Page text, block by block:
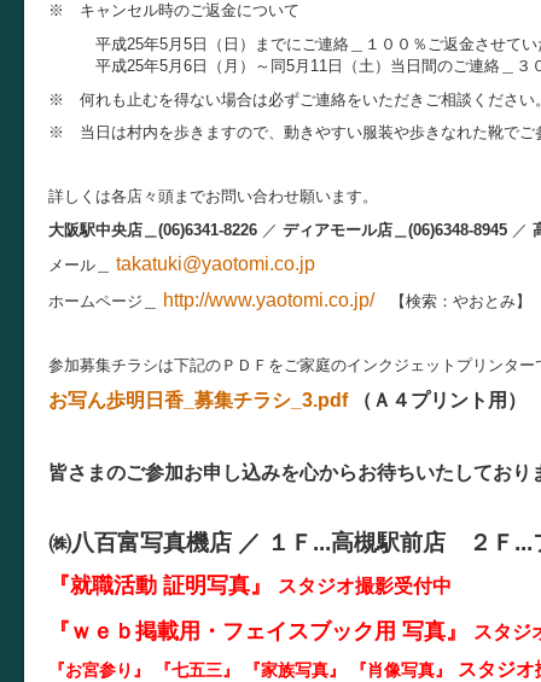
※ キャンセル時のご返金について
平成25年5月5日（日）までにご連絡＿１００％ご返金させてい
平成25年5月6日（月）～同5月11日（土）当日間のご連絡＿３
※ 何れも止むを得ない場合は必ずご連絡をいただきご相談ください
※ 当日は村内を歩きますので、動きやすい服装や歩きなれた靴でご
詳しくは各店々頭までお問い合わせ願います。
大阪駅中央店＿(06)6341-8226 ／ ディアモール店＿(06)6348-8945 ／
メール＿ takatuki@yaotomi.co.jp
ホームページ＿ http://www.yaotomi.co.jp/ 【検索：やおとみ】
参加募集チラシは下記のＰＤＦをご家庭のインクジェットプリンタ
お写ん歩明日香_募集チラシ_3.pdf（Ａ４プリント用）
皆さまのご参加お申し込みを心からお待ちいたしており
㈱八百富写真機店 ／ １Ｆ...高槻駅前店 ２Ｆ...
『就職活動 証明写真』 スタジオ撮影受付中
『ｗｅｂ掲載用・フェイスブック用 写真』 スタジ
『お宮参り』 『七五三』 『家族写真』 『肖像写真』 スタジ